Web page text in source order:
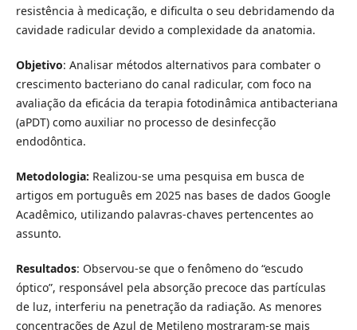
resistência à medicação, e dificulta o seu debridamendo da
cavidade radicular devido a complexidade da anatomia.
Objetivo: Analisar métodos alternativos para combater o
crescimento bacteriano do canal radicular, com foco na
avaliação da eficácia da terapia fotodinâmica antibacteriana
(aPDT) como auxiliar no processo de desinfecção
endodôntica.
Metodologia: Realizou-se uma pesquisa em busca de
artigos em português em 2025 nas bases de dados Google
Acadêmico, utilizando palavras-chaves pertencentes ao
assunto.
Resultados: Observou-se que o fenômeno do “escudo
óptico”, responsável pela absorção precoce das partículas
de luz, interferiu na penetração da radiação. As menores
concentrações de Azul de Metileno mostraram-se mais